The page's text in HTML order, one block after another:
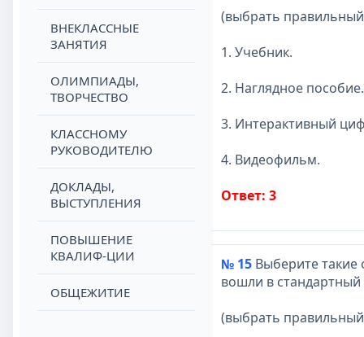
ВНЕКЛАССНЫЕ
ЗАНЯТИЯ
ОЛИМПИАДЫ,
ТВОРЧЕСТВО
КЛАССНОМУ
РУКОВОДИТЕЛЮ
ДОКЛАДЫ,
ВЫСТУПЛЕНИЯ
ПОВЫШЕНИЕ
КВАЛИФ-ЦИИ
ОБЩЕЖИТИЕ
(выбрать
1. Учебник.
2. Наглядное пособие.
3. Интерактивный
4. Видеофильм.
Ответ: 3
№ 15 Выберите такие
вошли в
(выбрать